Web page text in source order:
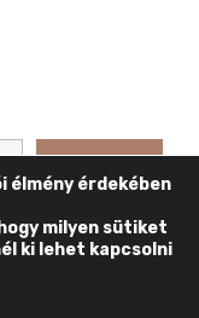
élmény érdekében
milyen sütiket
ki lehet kapcsolni